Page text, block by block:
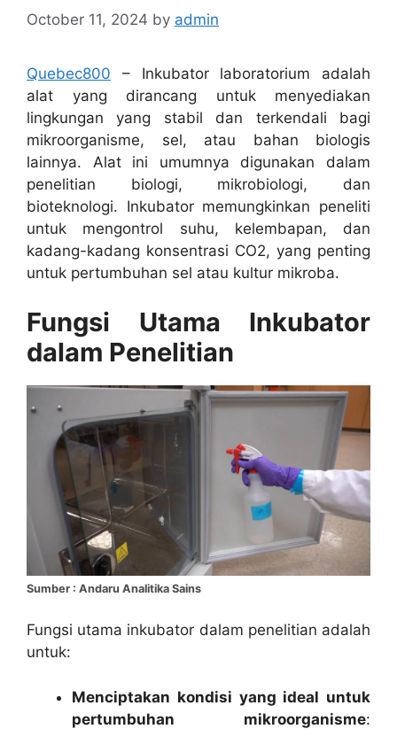
October 11, 2024 by admin
Quebec800 – Inkubator laboratorium adalah
alat yang dirancang untuk menyediakan
lingkungan yang stabil dan terkendali bagi
mikroorganisme, sel, atau bahan biologis
lainnya. Alat ini umumnya digunakan dalam
penelitian biologi, mikrobiologi, dan
bioteknologi. Inkubator memungkinkan peneliti
untuk mengontrol suhu, kelembapan, dan
kadang-kadang konsentrasi CO2, yang penting
untuk pertumbuhan sel atau kultur mikroba.
Fungsi Utama Inkubator
dalam Penelitian
Sumber : Andaru Analitika Sains
Fungsi utama inkubator dalam penelitian adalah
untuk:
Menciptakan kondisi yang ideal untuk
pertumbuhan mikroorganisme: